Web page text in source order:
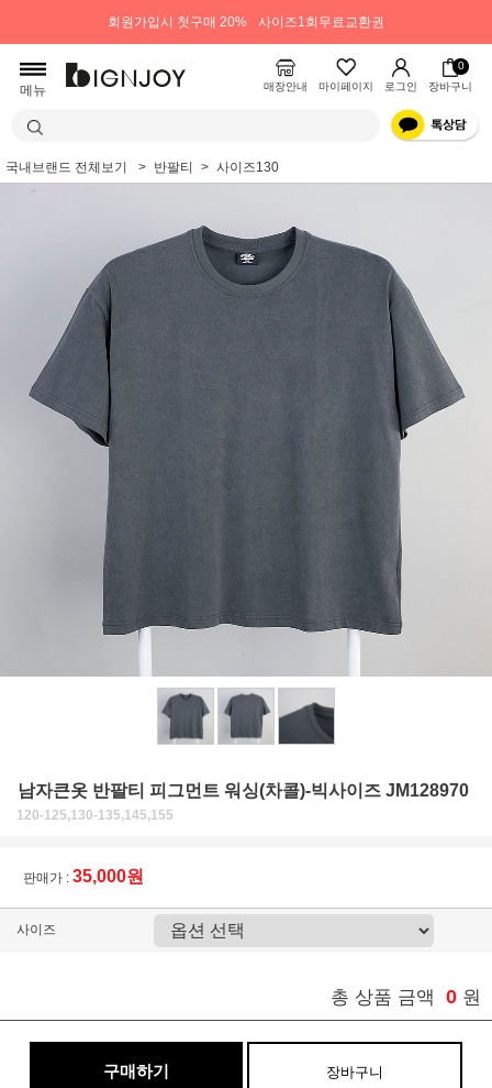
회원가입시 첫구매 20% 사이즈1회무료교환권
메뉴 매장안내 마이페이지 로그인
0
장바구니
국내브랜드 전체보기 반팔티 사이즈130
남자큰옷 반팔티 피그먼트 워싱(차콜)-빅사이즈 JM128970
120-125,130-135,145,155
판매가 : 35,000원
사이즈
총 상품 금액 0 원
구매하기 장바구니